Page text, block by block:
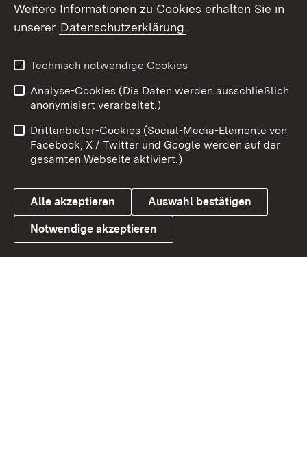
X / Twitter
Youtube
Link zum Landesportal
Impressum
Kontakt
Barrierefreiheit
Datenschutz
Cookies
Weitere Informationen zu Cookies erhalten Sie in
unserer Datenschutzerklärung.
Technisch notwendige Cookies
Analyse-Cookies (Die Daten werden ausschließlich
anonymisiert verarbeitet.)
Drittanbieter-Cookies (Social-Media-Elemente von
Facebook, X / Twitter und Google werden auf der
gesamten Webseite aktiviert.)
Alle akzeptieren Auswahl bestätigen
Notwendige akzeptieren